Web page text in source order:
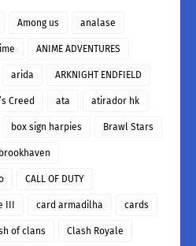
Among us analase
ANIME ADVENTURES
arida ARKNIGHT ENDFIELD
Creed ata atirador hk
box sign harpies Brawl Stars
brookhaven
CALL OF DUTY
III card armadilha cards
of clans Clash Royale